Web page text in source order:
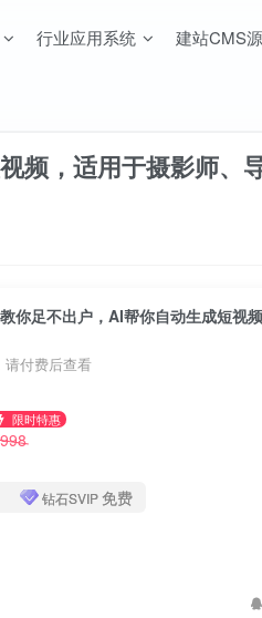
行业应用系统 建站CMS
频，适用于摄影师、
请付费后查看
限时特惠
998
钻石SVIP免费